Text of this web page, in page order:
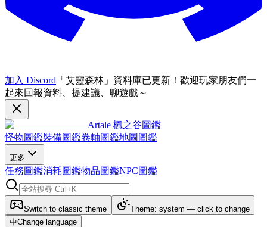
加入 Discord 「艾靈森林」資料庫已更新！歡迎玩家朋友們一
起來回報資料、提建議、聊遊戲～
Artale 楓之谷圖鑑
怪物圖鑑裝備圖鑑卷軸圖鑑地圖圖鑑
更多
任務圖鑑消耗圖鑑物品圖鑑NPC圖鑑
Switch to classic theme
Theme: system — click to change
中Change language